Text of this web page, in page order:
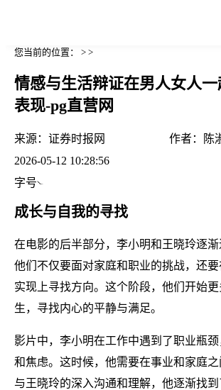
您当前的位置： > >
情感与生活辩证在男人女人
表现-pg直营网
来源： 证券时报网 作者：
陈
2026-05-12 10:28:56
字号
成长与自我的寻找
在电影的后半部分，李小明和王晓玲逐渐
他们不仅要面对家庭和职业的挑战，还
实现上寻找方向。这个阶段，他们开始
生，寻找内心的平静与满足。
影片中，李小明在工作中遇到了职业瓶
和焦虑。这时候，他需要在事业和家庭
与王晓玲的深入沟通和理解，他逐渐找